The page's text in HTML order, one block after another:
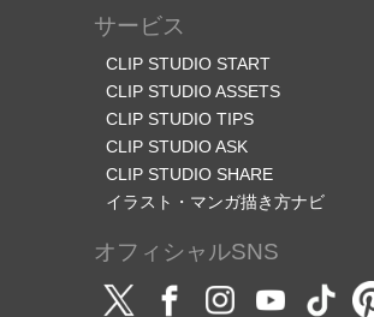
サービス
CLIP STUDIO START
CLIP STUDIO ASSETS
CLIP STUDIO TIPS
CLIP STUDIO ASK
CLIP STUDIO SHARE
イラスト・マンガ描き方ナビ
オフィシャルSNS